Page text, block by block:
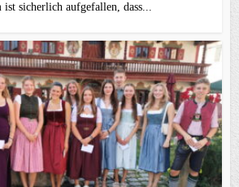
ist sicherlich aufgefallen, dass...